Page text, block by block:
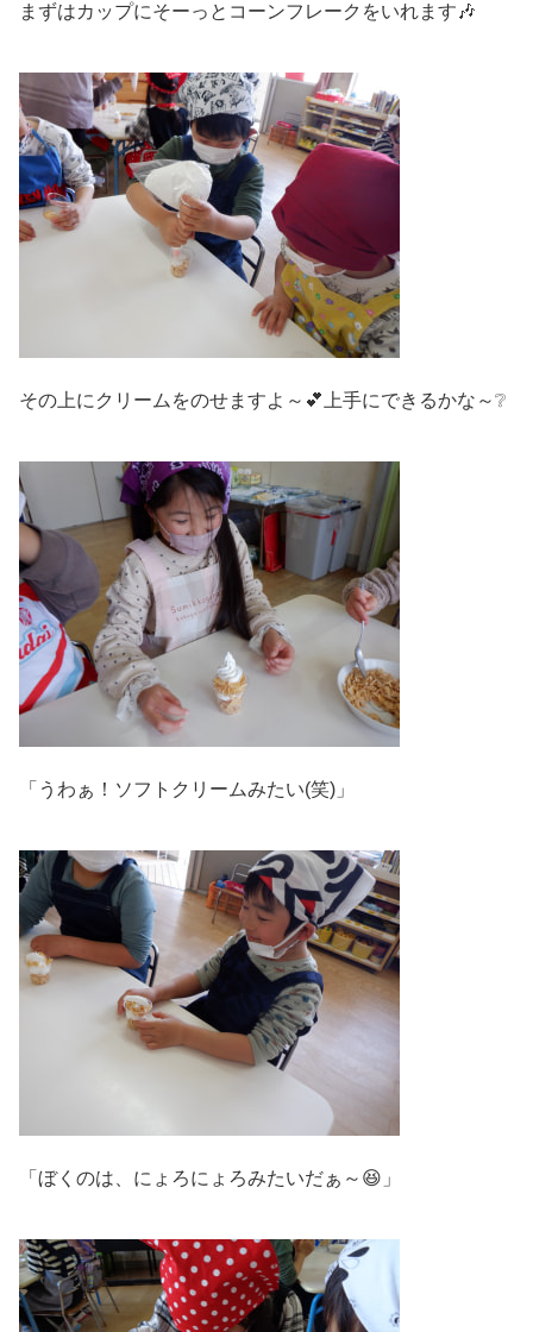
まずはカップにそーっとコーンフレークをいれます🎶
その上にクリームをのせますよ～💕上手にできるかな～❔
「うわぁ！ソフトクリームみたい(笑)」
「ぼくのは、にょろにょろみたいだぁ～😆」